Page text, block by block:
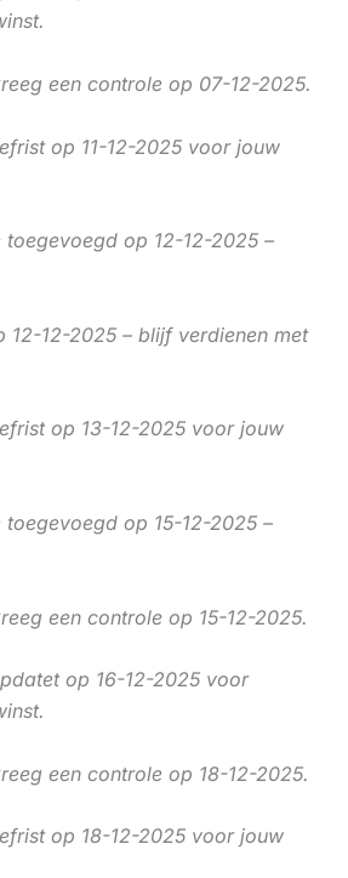
een controle op 07-12-2025.
op 11-12-2025 voor jouw
op 12-12-2025 –
12-12-2025 – blijf verdienen met
op 13-12-2025 voor jouw
toegevoegd op 15-12-2025 –
een controle op 15-12-2025.
op 16-12-2025 voor
een controle op 18-12-2025.
op 18-12-2025 voor jouw